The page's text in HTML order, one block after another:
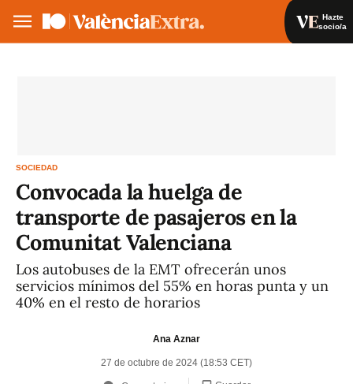
Hazte
socio/a
SOCIEDAD
Convocada la huelga de
transporte de pasajeros en la
Comunitat Valenciana
Los autobuses de la EMT ofrecerán unos
servicios mínimos del 55% en horas punta y un
40% en el resto de horarios
Ana Aznar
27 de octubre de 2024 (18:53 CET)